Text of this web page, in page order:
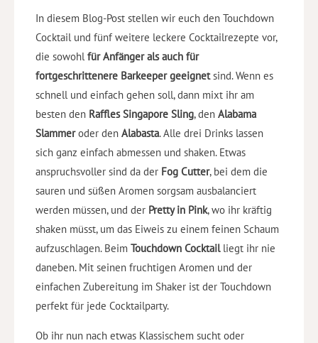
In diesem Blog-Post stellen wir euch den Touchdown
Cocktail und fünf weitere leckere Cocktailrezepte vor,
die sowohl für Anfänger als auch für
fortgeschrittenere Barkeeper geeignetsind. Wenn es
schnell und einfach gehen soll, dann mixt ihr am
besten den Raffles Singapore Sling, den Alabama
Slammeroder den Alabasta. Alle drei Drinks lassen
sich ganz einfach abmessen und shaken. Etwas
anspruchsvoller sind da der Fog Cutter, bei dem die
sauren und süßen Aromen sorgsam ausbalanciert
werden müssen, und der Pretty in Pink, wo ihr kräftig
shaken müsst, um das Eiweis zu einem feinen Schaum
aufzuschlagen. Beim Touchdown Cocktailliegt ihr nie
daneben. Mit seinen fruchtigen Aromen und der
einfachen Zubereitung im Shaker ist der Touchdown
perfekt für jede Cocktailparty.
Ob ihr nun nach etwas Klassischem sucht oder